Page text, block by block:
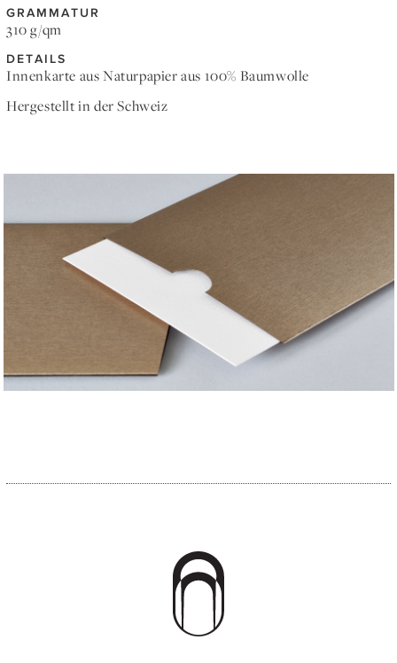
GRAMMATUR
310 g/qm
DETAILS
Innenkarte aus Naturpapier aus 100% Baumwolle
Hergestellt in der Schweiz